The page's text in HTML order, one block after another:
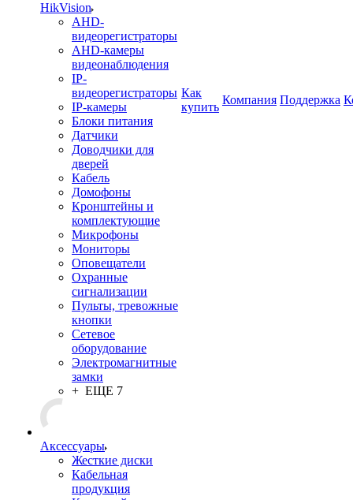
HikVision
AHD-
видеорегистраторы
AHD-камеры
видеонаблюдения
IP-
видеорегистраторы
IP-камеры
Блоки питания
Датчики
Доводчики для
дверей
Кабель
Домофоны
Кронштейны и
комплектующие
Микрофоны
Мониторы
Оповещатели
Охранные
сигнализации
Пульты, тревожные
кнопки
Сетевое
оборудование
Электромагнитные
замки
+ ЕЩЕ 7
Аксессуары
Жесткие диски
Кабельная
продукция
Как
купить
Компания Поддержка